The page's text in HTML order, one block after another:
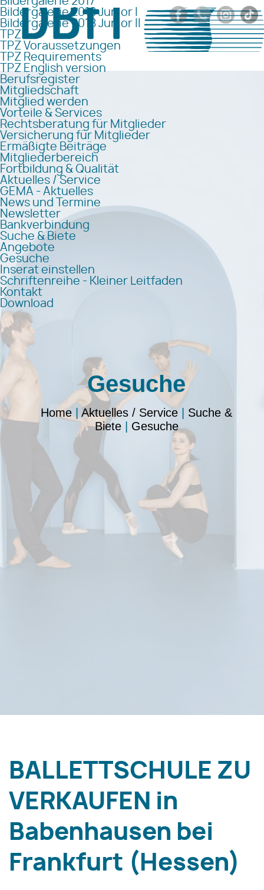
Bildergalerie 2018 Junior I
Bildergalerie 2018 Junior II
TPZ
TPZ Voraussetzungen
TPZ Requirements
TPZ English version
Berufsregister
Mitgliedschaft
Mitglied werden
Vorteile & Services
Rechtsberatung für Mitglieder
Versicherung für Mitglieder
Ermäßigte Beiträge
Mitgliederbereich
Fortbildung & Qualität
Aktuelles / Service
GEMA - Aktuelles
News und Termine
Newsletter
Bankverbindung
Suche & Biete
Angebote
Gesuche
Inserat einstellen
Schriftenreihe - Kleiner Leitfaden
Kontakt
Download
Gesuche
Home| Aktuelles / Service
Suche &
Biete| Gesuche
BALLETTSCHULE ZU
VERKAUFEN in
Babenhausen bei
Frankfurt (Hessen)